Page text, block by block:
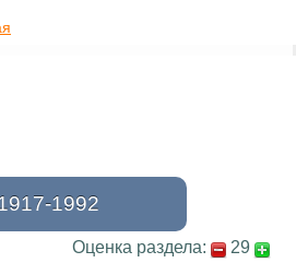
1992
Оценка раздела:
29